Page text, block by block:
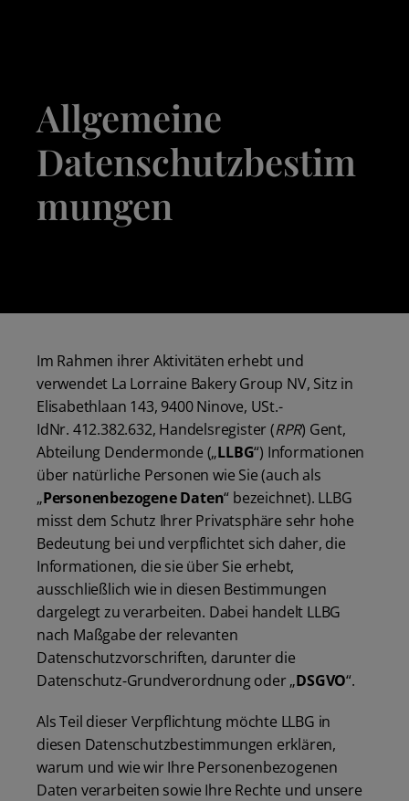
Allgemeine
Datenschutzbestim
mungen
Im Rahmen ihrer Aktivitäten erhebt und
verwendet La Lorraine Bakery Group NV, Sitz in
Elisabethlaan 143, 9400 Ninove, USt.-
IdNr. 412.382.632, Handelsregister (RPR) Gent,
Abteilung Dendermonde („LLBG“) Informationen
über natürliche Personen wie Sie (auch als
„Personenbezogene Daten“ bezeichnet). LLBG
misst dem Schutz Ihrer Privatsphäre sehr hohe
Bedeutung bei und verpflichtet sich daher, die
Informationen, die sie über Sie erhebt,
ausschließlich wie in diesen Bestimmungen
dargelegt zu verarbeiten. Dabei handelt LLBG
nach Maßgabe der relevanten
Datenschutzvorschriften, darunter die
Datenschutz‑Grundverordnung oder „DSGVO“.
Als Teil dieser Verpflichtung möchte LLBG in
diesen Datenschutzbestimmungen erklären,
warum und wie wir Ihre Personenbezogenen
Daten verarbeiten sowie Ihre Rechte und unsere